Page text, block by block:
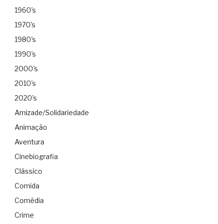
1960's
1970's
1980's
1990's
2000's
2010's
2020's
Amizade/Solidariedade
Animação
Aventura
Cinebiografia
Clássico
Comida
Comédia
Crime